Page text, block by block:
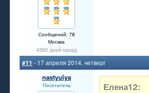
Сообщений: 78
Москва
4360 дней назад
#11 - 17 апреля 2014, четверг
nastyulya
Посетитель Елена12: